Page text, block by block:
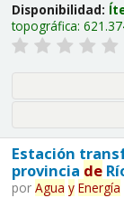
Disponibilidad:
topográfica:
Estación
provincia de
por Agua y Energía